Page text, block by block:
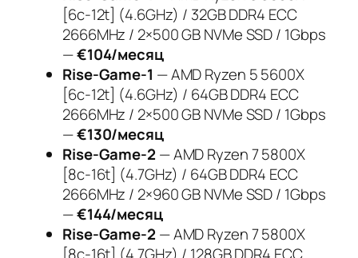
[6c-12t] (4.6GHz) / 32GB DDR4 ECC
2666MHz / 2×500 GB NVMe SSD / 1Gbps
—€104/месяц
Rise-Game-1 — AMD Ryzen 5 5600X
[6c-12t] (4.6GHz) / 64GB DDR4 ECC
2666MHz / 2×500 GB NVMe SSD / 1Gbps
—€130/месяц
Rise-Game-2 — AMD Ryzen 7 5800X
[8c-16t] (4.7GHz) / 64GB DDR4 ECC
2666MHz / 2×960 GB NVMe SSD / 1Gbps
—€144/месяц
Rise-Game-2 — AMD Ryzen 7 5800X